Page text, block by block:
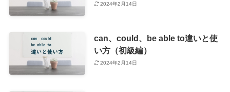
2024年2月14日
can、could、be able to違いと使
い方（初級編）
2024年2月14日